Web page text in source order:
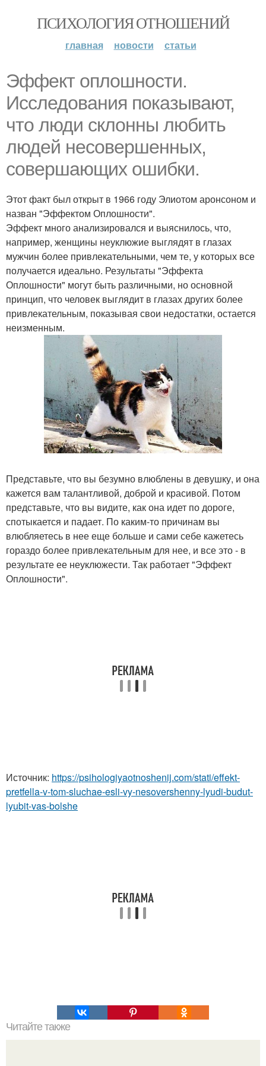
ПСИХОЛОГИЯ ОТНОШЕНИЙ
главная новости статьи
Эффект оплошности.
Исследования показывают,
что люди склонны любить
людей несовершенных,
совершающих ошибки.
Этот факт был открыт в 1966 году Элиотом аронсоном и
назван "Эффектом Оплошности".
Эффект много анализировался и выяснилось, что,
например, женщины неуклюжие выглядят в глазах
мужчин более привлекательными, чем те, у которых все
получается идеально. Результаты "Эффекта
Оплошности" могут быть различными, но основной
принцип, что человек выглядит в глазах других более
привлекательным, показывая свои недостатки, остается
неизменным.
Представьте, что вы безумно влюблены в девушку, и она
кажется вам талантливой, доброй и красивой. Потом
представьте, что вы видите, как она идет по дороге,
спотыкается и падает. По каким-то причинам вы
влюбляетесь в нее еще больше и сами себе кажетесь
гораздо более привлекательным для нее, и все это - в
результате ее неуклюжести. Так работает "Эффект
Оплошности".
Источник: https://psihologiyaotnoshenij.com/stati/effekt-
pretfella-v-tom-sluchae-esli-vy-nesovershenny-lyudi-budut-
lyubit-vas-bolshe
Читайте также